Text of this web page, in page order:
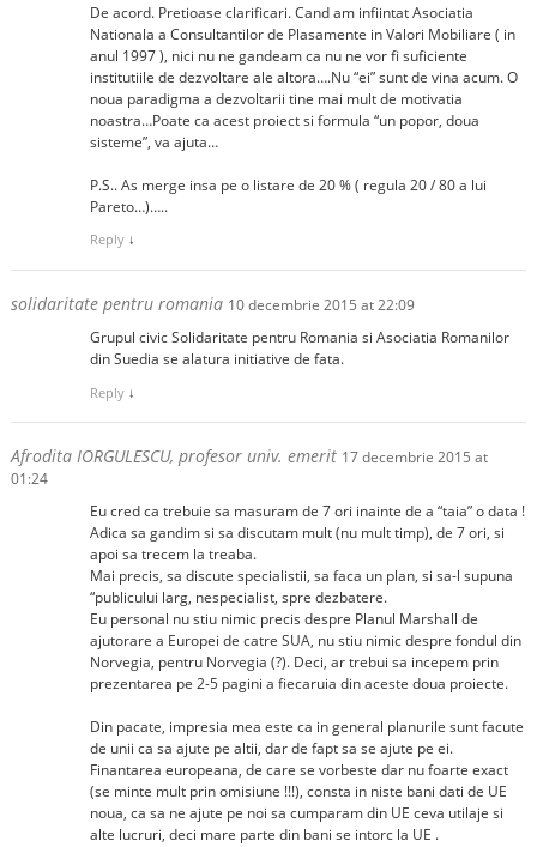
De acord. Pretioase clarificari. Cand am infiintat Asociatia
Nationala a Consultantilor de Plasamente in Valori Mobiliare ( in
anul 1997 ), nici nu ne gandeam ca nu ne vor fi suficiente
institutiile de dezvoltare ale altora….Nu “ei” sunt de vina acum. O
noua paradigma a dezvoltarii tine mai mult de motivatia
noastra…Poate ca acest proiect si formula “un popor, doua
sisteme”, va ajuta…
P.S.. As merge insa pe o listare de 20 % ( regula 20 / 80 a lui
Pareto…)…..
Reply ↓
solidaritate pentru romania 10 decembrie 2015 at 22:09
Grupul civic Solidaritate pentru Romania si Asociatia Romanilor
din Suedia se alatura initiative de fata.
Reply ↓
Afrodita IORGULESCU, profesor univ. emerit 17 decembrie 2015 at
01:24
Eu cred ca trebuie sa masuram de 7 ori inainte de a “taia” o data !
Adica sa gandim si sa discutam mult (nu mult timp), de 7 ori, si
apoi sa trecem la treaba.
Mai precis, sa discute specialistii, sa faca un plan, si sa-l supuna
“publicului larg, nespecialist, spre dezbatere.
Eu personal nu stiu nimic precis despre Planul Marshall de
ajutorare a Europei de catre SUA, nu stiu nimic despre fondul din
Norvegia, pentru Norvegia (?). Deci, ar trebui sa incepem prin
prezentarea pe 2-5 pagini a fiecaruia din aceste doua proiecte.
Din pacate, impresia mea este ca in general planurile sunt facute
de unii ca sa ajute pe altii, dar de fapt sa se ajute pe ei.
Finantarea europeana, de care se vorbeste dar nu foarte exact
(se minte mult prin omisiune !!!), consta in niste bani dati de UE
noua, ca sa ne ajute pe noi sa cumparam din UE ceva utilaje si
alte lucruri, deci mare parte din bani se intorc la UE .